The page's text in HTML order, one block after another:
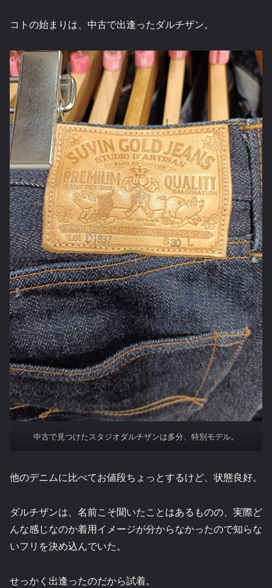
コトの始まりは、中古で出逢ったダルチザン。
中古で見つけたスタジオダルチザンは多分、特別モデル。
他のデニムに比べてお値段ちょっとするけど、状態良好。
ダルチザンは、名前こそ聞いたことはあるものの、実際ど
んな感じなのか着用イメージが分からなかったので知らな
いフリを決め込んでいた。
せっかく出逢ったのだから試着。